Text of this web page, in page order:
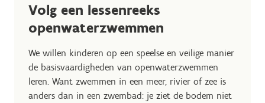
Volg een lessenreeks
openwaterzwemmen
We willen kinderen op een speelse en veilige manier
de basisvaardigheden van openwaterzwemmen
leren. Want zwemmen in een meer, rivier of zee is
anders dan in een zwembad: je ziet de bodem niet